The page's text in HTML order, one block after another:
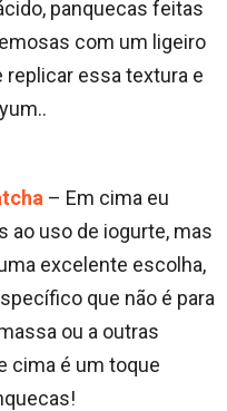
panquecas feitas
com um ligeiro
replicar essa textura e
– Em cima eu
ao uso de iogurte, mas
excelente escolha,
que não é para
ou a outras
cima é um toque